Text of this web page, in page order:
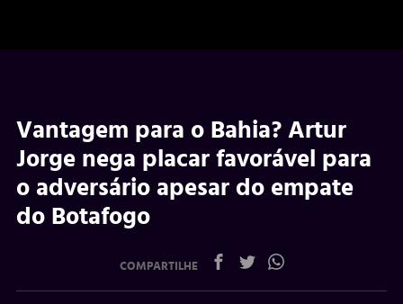
Vantagem para o Bahia? Artur
Jorge nega placar favorável para
o adversário apesar do empate
do Botafogo
COMPARTILHE